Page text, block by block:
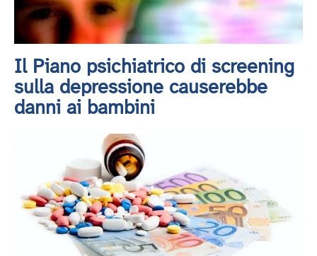
Il Piano psichiatrico di screening
sulla depressione causerebbe
danni ai bambini